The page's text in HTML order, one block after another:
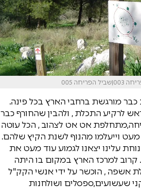
מורגשת ברחבי הארץ בכל פינה.
לרקיע התכלת , ולהבין שהחורף כבר
אט אט לצהוב , הכל עוטה
מעט וייעלמו מהנוף לשנת הקיץ שלהם.
עלינו יצאנו לגמוע עוד מעט את
קרוב למרכז הארץ במקום בו היתה
אשפה , הוכשר על ידי אנשי הקק"ל
שעשועים,ספסלים ושולחנות